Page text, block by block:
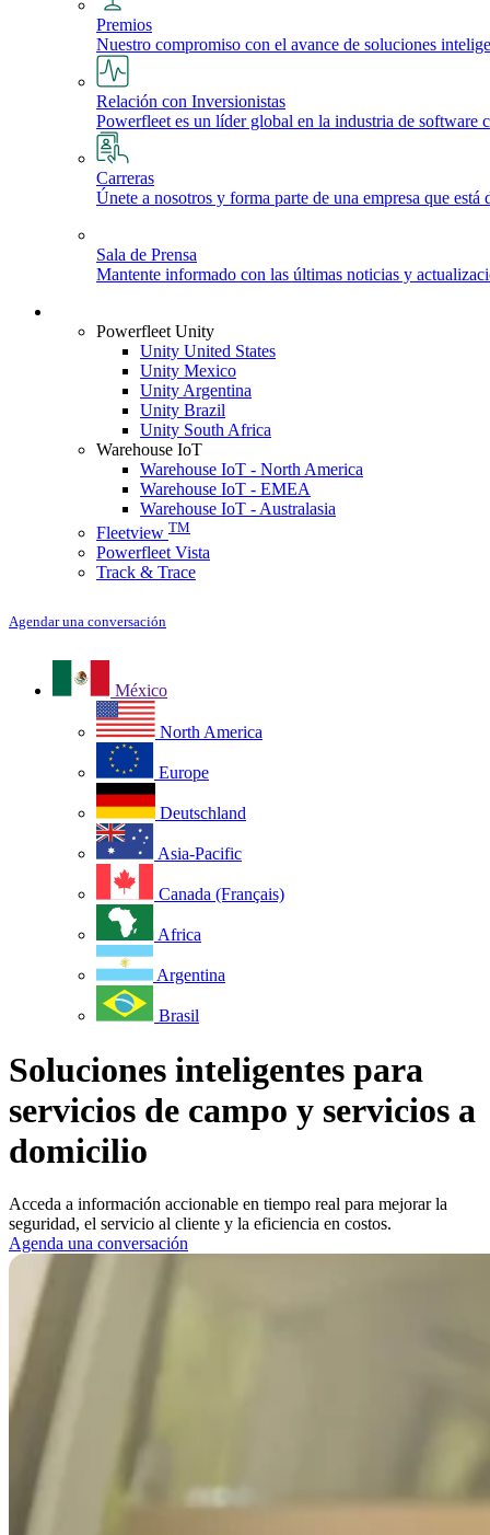
Premios
Nuestro compromiso con el avance de soluciones
Relación con Inversionistas
Powerfleet es un líder global en la industria de
Carreras
Únete a nosotros y forma parte de una empresa que
Sala de Prensa
Mantente informado con las últimas noticias y
Powerfleet Unity
Unity United States
Unity Mexico
Unity Argentina
Unity Brazil
Unity South Africa
Warehouse IoT
Warehouse IoT - North America
Warehouse IoT - EMEA
Warehouse IoT - Australasia
Fleetview TM
Powerfleet Vista
Track & Trace
Agendar una conversación
México
North America
Europe
Deutschland
Asia-Pacific
Canada (Français)
Africa
Argentina
Brasil
Soluciones inteligentes para
servicios de campo y servicios a
domicilio
Acceda a información accionable en tiempo real para mejorar la
seguridad, el servicio al cliente y la eficiencia en costos.
Agenda una conversación